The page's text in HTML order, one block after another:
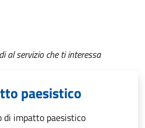
al servizio che ti interessa
paesistico
di impatto paesistico